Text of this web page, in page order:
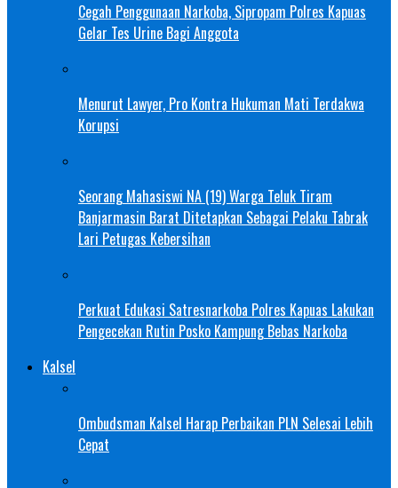
Cegah Penggunaan Narkoba, Sipropam Polres Kapuas
Gelar Tes Urine Bagi Anggota
Menurut Lawyer, Pro Kontra Hukuman Mati Terdakwa
Korupsi
Seorang Mahasiswi NA (19) Warga Teluk Tiram
Banjarmasin Barat Ditetapkan Sebagai Pelaku Tabrak
Lari Petugas Kebersihan
Perkuat Edukasi Satresnarkoba Polres Kapuas Lakukan
Pengecekan Rutin Posko Kampung Bebas Narkoba
Kalsel
Ombudsman Kalsel Harap Perbaikan PLN Selesai Lebih
Cepat